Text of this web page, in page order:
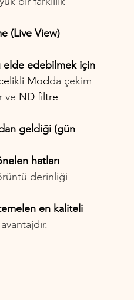
(Live View)
elde edebilmek için
Modda çekim
ve ND filtre
geldiği (gün
hatları
derinliği
en kaliteli